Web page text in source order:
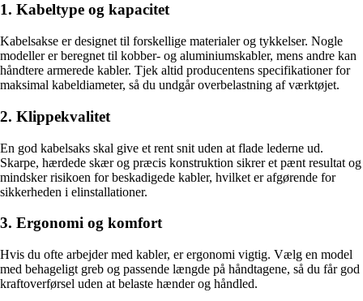
1. Kabeltype og kapacitet
Kabelsakse er designet til forskellige materialer og tykkelser. Nogle
modeller er beregnet til kobber- og aluminiumskabler, mens andre kan
håndtere armerede kabler. Tjek altid producentens specifikationer for
maksimal kabeldiameter, så du undgår overbelastning af værktøjet.
2. Klippekvalitet
En god kabelsaks skal give et rent snit uden at flade lederne ud.
Skarpe, hærdede skær og præcis konstruktion sikrer et pænt resultat og
mindsker risikoen for beskadigede kabler, hvilket er afgørende for
sikkerheden i elinstallationer.
3. Ergonomi og komfort
Hvis du ofte arbejder med kabler, er ergonomi vigtig. Vælg en model
med behageligt greb og passende længde på håndtagene, så du får god
kraftoverførsel uden at belaste hænder og håndled.